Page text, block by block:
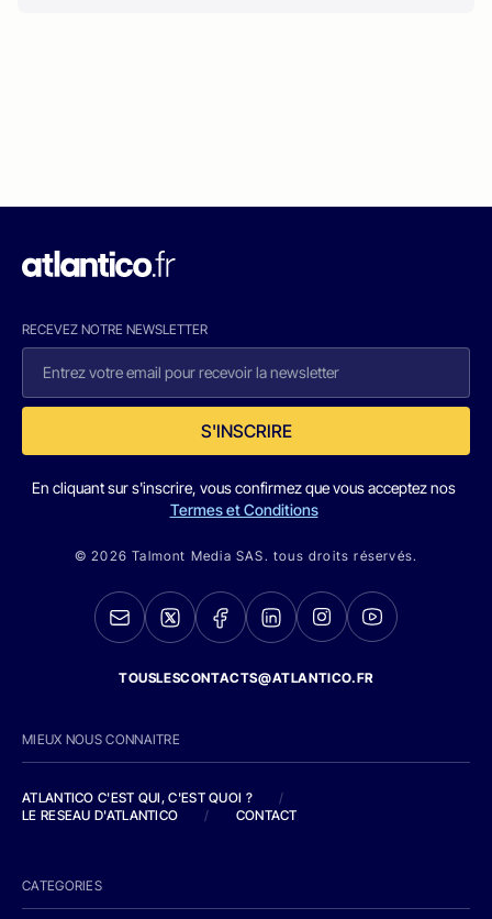
RECEVEZ NOTRE NEWSLETTER
S'INSCRIRE
En cliquant sur s'inscrire, vous confirmez que vous acceptez nos
Termes et Conditions
© 2026 Talmont Media SAS. tous droits réservés.
TOUSLESCONTACTS@ATLANTICO.FR
MIEUX NOUS CONNAITRE
ATLANTICO C'EST QUI, C'EST QUOI ?
/
LE RESEAU D'ATLANTICO
/ CONTACT
CATEGORIES